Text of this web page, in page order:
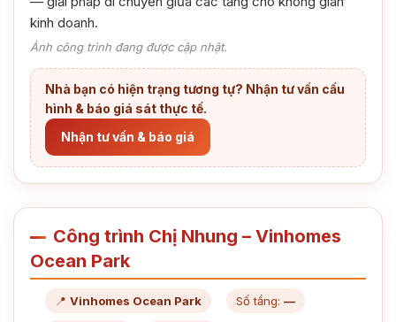
kinh doanh.
Ảnh công trình đang được cập nhật.
Nhà bạn có hiện trạng tương tự? Nhận tư vấn cấu
hình & báo giá sát thực tế.
Nhận tư vấn & báo giá
Công trình Chị Nhung – Vinhomes
Ocean Park
📍 Vinhomes Ocean Park Số tầng: —